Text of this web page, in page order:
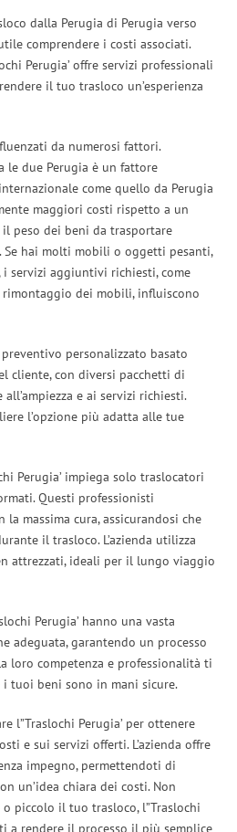
dalla Perugia di Perugia verso
comprendere i costi associati.
Perugia’ offre servizi professionali
il tuo trasloco un’esperienza
da numerosi fattori.
le due Perugia è un fattore
come quello da Perugia
maggiori costi rispetto a un
peso dei beni da trasportare
Se hai molti mobili o oggetti pesanti,
i servizi aggiuntivi richiesti, come
dei mobili, influiscono
preventivo personalizzato basato
cliente, con diversi pacchetti di
e ai servizi richiesti.
l’opzione più adatta alle tue
Perugia’ impiega solo traslocatori
Questi professionisti
massima cura, assicurandosi che
il trasloco. L’azienda utilizza
attrezzati, ideali per il lungo viaggio
Perugia’ hanno una vasta
adeguata, garantendo un processo
loro competenza e professionalità ti
tuoi beni sono in mani sicure.
l”Traslochi Perugia’ per ottenere
e sui servizi offerti. L’azienda offre
impegno, permettendoti di
un’idea chiara dei costi. Non
piccolo il tuo trasloco, l”Traslochi
a rendere il processo il più semplice